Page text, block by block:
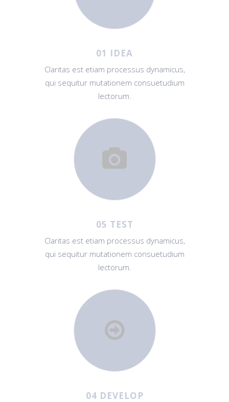
01 IDEA
Claritas est etiam processus dynamicus,
qui sequitur mutationem consuetudium
lectorum.
05 TEST
Claritas est etiam processus dynamicus,
qui sequitur mutationem consuetudium
lectorum.
04 DEVELOP